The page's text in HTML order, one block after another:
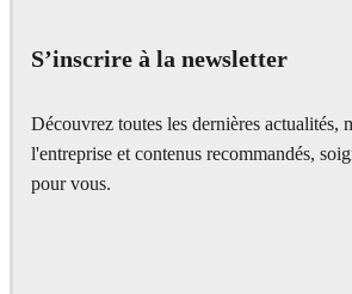
S’inscrire à la newsletter
Découvrez toutes les dernières actualités,
l'entreprise et contenus recommandés,
pour vous.